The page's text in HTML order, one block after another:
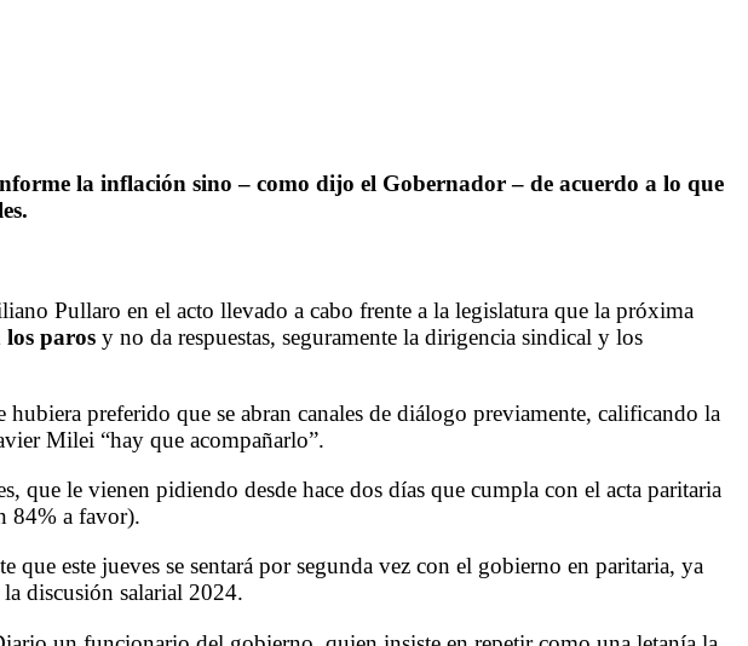
la inflación sino – como dijo el Gobernador – de acuerdo a lo que
Pullaro en el acto llevado a cabo frente a la legislatura que la próxima
los paros y no da respuestas, seguramente la dirigencia sindical y los
preferido que se abran canales de diálogo previamente, calificando la
Milei “hay que acompañarlo”.
que le vienen pidiendo desde hace dos días que cumpla con el acta paritaria
84% a favor).
este jueves se sentará por segunda vez con el gobierno en paritaria, ya
discusión salarial 2024.